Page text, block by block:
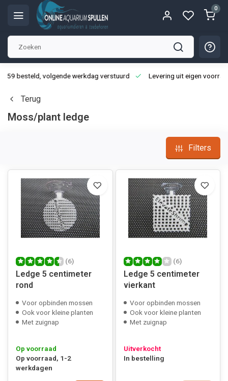
0
besteld, volgende werkdag verstuurd Levering uit eigen
Terug
Moss/plant ledge
Filters
(6)
Ledge 5 centimeter
rond
Voor opbinden mossen
Ook voor kleine planten
Met zuignap
Op voorraad
Op voorraad, 1-2
werkdagen
(6)
Ledge 5 centimeter
vierkant
Voor opbinden mossen
Ook voor kleine planten
Met zuignap
Uitverkocht
In bestelling